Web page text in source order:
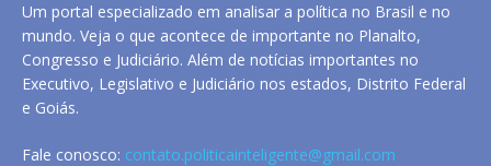
Um portal especializado em analisar a política no Brasil e no
mundo. Veja o que acontece de importante no Planalto,
Congresso e Judiciário. Além de notícias importantes no
Executivo, Legislativo e Judiciário nos estados, Distrito Federal
e Goiás.
Fale conosco: contato.politicainteligente@gmail.com